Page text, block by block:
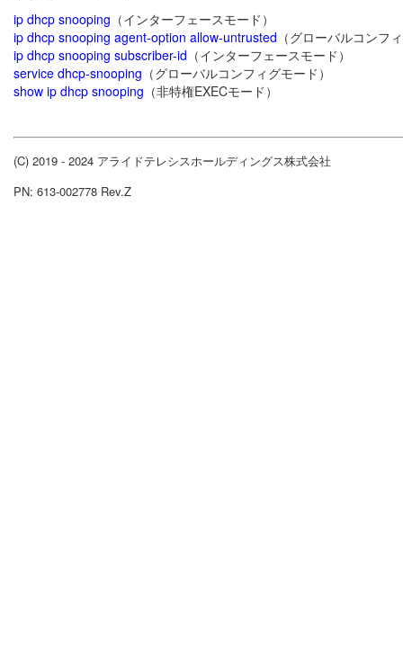
ip dhcp snooping （インターフェースモード）
ip dhcp snooping agent-option allow-untrusted （グローバルコンフ
ip dhcp snooping subscriber-id （インターフェースモード）
service dhcp-snooping （グローバルコンフィグモード）
show ip dhcp snooping （非特権EXECモード）
(C) 2019 - 2024 アライドテレシスホールディングス株式会社
PN: 613-002778 Rev.Z